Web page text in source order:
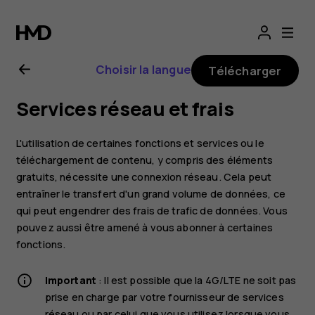
Guide
de
l'utilisateur
Nokia
8.1
Choisir la langue Télécharger
Services réseau et frais
L'utilisation de certaines fonctions et services ou le
téléchargement de contenu, y compris des éléments
gratuits, nécessite une connexion réseau. Cela peut
entraîner le transfert d'un grand volume de données, ce
qui peut engendrer des frais de trafic de données. Vous
pouvez aussi être amené à vous abonner à certaines
fonctions.
Important : Il est possible que la 4G/LTE ne soit pas
prise en charge par votre fournisseur de services